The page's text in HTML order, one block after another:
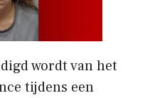
wordt van het
tijdens een